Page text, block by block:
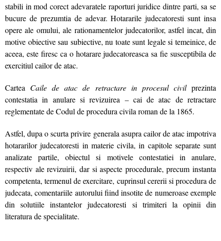
stabili in mod corect adevaratele raporturi juridice dintre parti, sa se
bucure de prezumtia de adevar. Hotararile judecatoresti sunt insa
opere ale omului, ale rationamentelor judecatorilor, astfel incat, din
motive obiective sau subiective, nu toate sunt legale si temeinice, de
aceea, este firesc ca o hotarare judecatoreasca sa fie susceptibila de
exercitiul cailor de atac.
Cartea Caile de atac de retractare in procesul civilprezinta
contestatia in anulare si revizuirea – cai de atac de retractare
reglementate de Codul de procedura civila roman de la 1865.
Astfel, dupa o scurta privire generala asupra cailor de atac impotriva
hotararilor judecatoresti in materie civila, in capitole separate sunt
analizate partile, obiectul si motivele contestatiei in anulare,
respectiv ale revizuirii, dar si aspecte procedurale, precum instanta
competenta, termenul de exercitare, cuprinsul cererii si procedura de
judecata, comentariile autorului fiind insotite de numeroase exemple
din solutiile instantelor judecatoresti si trimiteri la opinii din
literatura de specialitate.